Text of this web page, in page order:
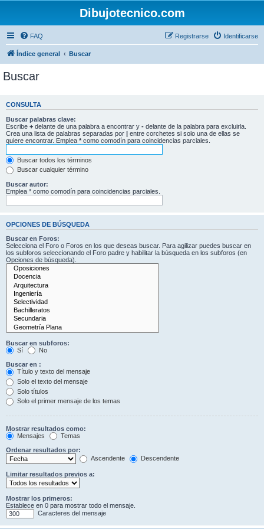
Dibujotecnico.com
FAQ Identificarse
Registrarse
Índice general Buscar
Buscar
CONSULTA
Buscar palabras clave:
Escribe + delante de una palabra a encontrar y - delante de la palabra para excluirla.
Crea una lista de palabras separadas por | entre corchetes si solo una de ellas se
quiere encontrar. Emplea * como comodín para coincidencias parciales.
Buscar todos los términos
Buscar cualquier término
Buscar autor:
Emplea * como comodín para coincidencias parciales.
OPCIONES DE BÚSQUEDA
Buscar en Foros:
Selecciona el Foro o Foros en los que deseas buscar. Para agilizar puedes buscar en
los subforos seleccionando el Foro padre y habilitar la búsqueda en los subforos (en
Opciones de búsqueda).
Buscar en subforos:
Sí
No
Buscar en :
Título y texto del mensaje
Solo el texto del mensaje
Solo títulos
Solo el primer mensaje de los temas
Mostrar resultados como:
Mensajes
Temas
Ordenar resultados por:
Ascendente
Descendente
Limitar resultados previos a:
Mostrar los primeros:
Establece en 0 para mostrar todo el mensaje.
Caracteres del mensaje